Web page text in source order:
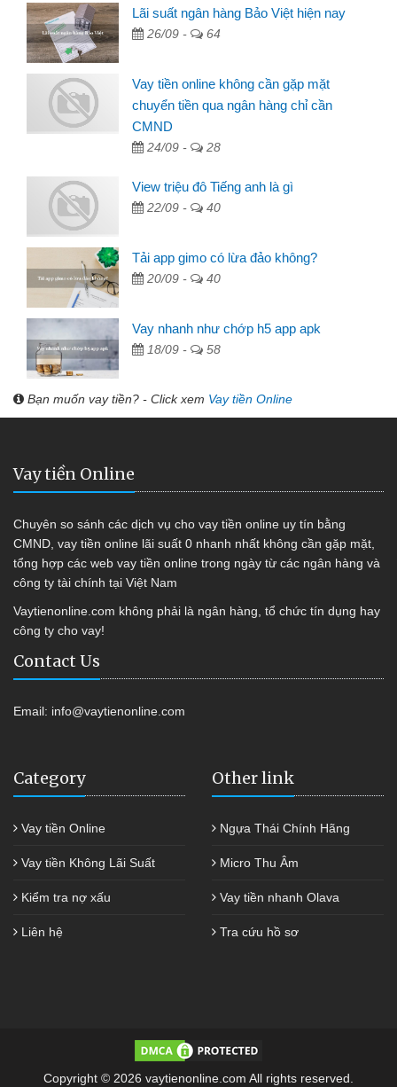
Lãi suất ngân hàng Bảo Việt hiện nay
26/09 - 64
Vay tiền online không cần gặp mặt
chuyển tiền qua ngân hàng chỉ cần
CMND
24/09 - 28
View triệu đô Tiếng anh là gì
22/09 - 40
Tải app gimo có lừa đảo không?
20/09 - 40
Vay nhanh như chớp h5 app apk
18/09 - 58
Bạn muốn vay tiền? - Click xem Vay tiền Online
Vay tiền Online
Chuyên so sánh các dịch vụ cho vay tiền online uy tín bằng
CMND, vay tiền online lãi suất 0 nhanh nhất không cần gặp mặt,
tổng hợp các web vay tiền online trong ngày từ các ngân hàng và
công ty tài chính tại Việt Nam
Vaytienonline.com không phải là ngân hàng, tổ chức tín dụng hay
công ty cho vay!
Contact Us
Email: info@vaytienonline.com
Category
Vay tiền Online
Vay tiền Không Lãi Suất
Kiểm tra nợ xấu
Liên hệ
Other link
Ngựa Thái Chính Hãng
Micro Thu Âm
Vay tiền nhanh Olava
Tra cứu hồ sơ
Copyright © 2026 vaytienonline.com All rights reserved.